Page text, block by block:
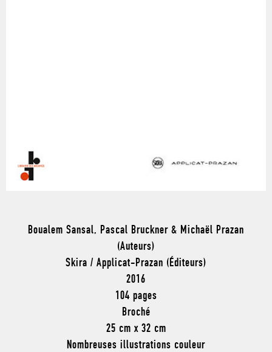
Boualem Sansal, Pascal Bruckner & Michaël Prazan
(Auteurs)
Skira / Applicat-Prazan (Éditeurs)
2016
104 pages
Broché
25 cm x 32 cm
Nombreuses illustrations couleur